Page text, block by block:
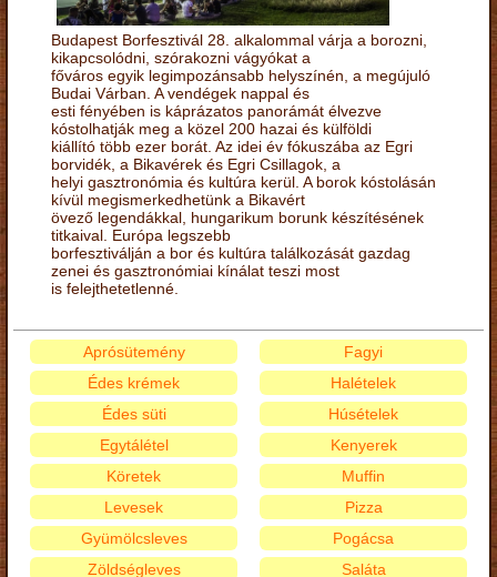
Budapest Borfesztivál 28. alkalommal várja a borozni,
kikapcsolódni, szórakozni vágyókat a
főváros egyik legimpozánsabb helyszínén, a megújuló
Budai Várban. A vendégek nappal és
esti fényében is káprázatos panorámát élvezve
kóstolhatják meg a közel 200 hazai és külföldi
kiállító több ezer borát. Az idei év fókuszába az Egri
borvidék, a Bikavérek és Egri Csillagok, a
helyi gasztronómia és kultúra kerül. A borok kóstolásán
kívül megismerkedhetünk a Bikavért
övező legendákkal, hungarikum borunk készítésének
titkaival. Európa legszebb
borfesztiválján a bor és kultúra találkozását gazdag
zenei és gasztronómiai kínálat teszi most
is felejthetetlenné.
Aprósütemény
Édes krémek
Édes süti
Egytálétel
Fagyi
Halételek
Húsételek
Kenyerek
Köretek
Levesek
Gyümölcsleves
Zöldségleves
Muffin
Pizza
Pogácsa
Saláta